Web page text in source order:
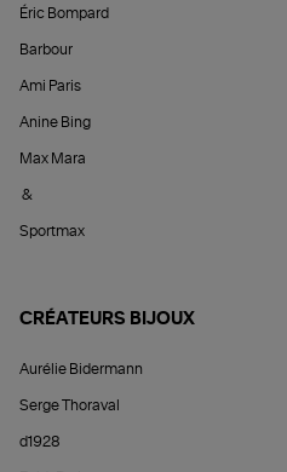
Éric Bompard
Barbour
Ami Paris
Anine Bing
Max Mara
&
Sportmax
CRÉATEURS BIJOUX
Aurélie Bidermann
Serge Thoraval
d1928